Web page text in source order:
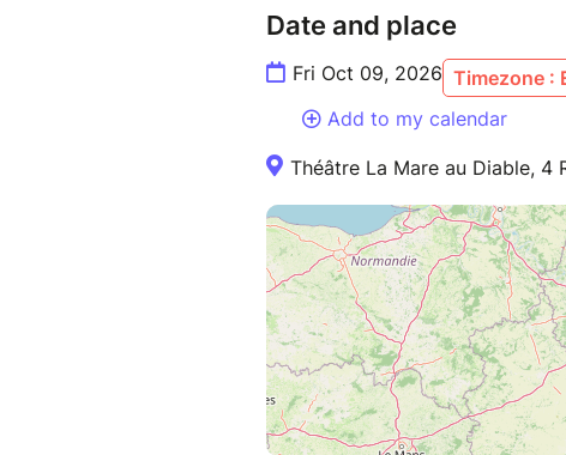
Date and place
Fri Oct 09, 2026 Timezone :
Add to my calendar
Théâtre La Mare au Diable, 4